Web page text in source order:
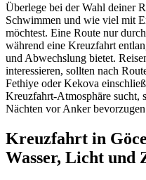
Überlege bei der Wahl deiner
Schwimmen und wie viel mit
möchtest. Eine Route nur
während eine Kreuzfahrt
und Abwechslung bietet.
interessieren, sollten nach
Fethiye oder Kekova
Kreuzfahrt-Atmosphäre sucht,
Nächten vor Anker
Kreuzfahrt in
Wasser, Licht und